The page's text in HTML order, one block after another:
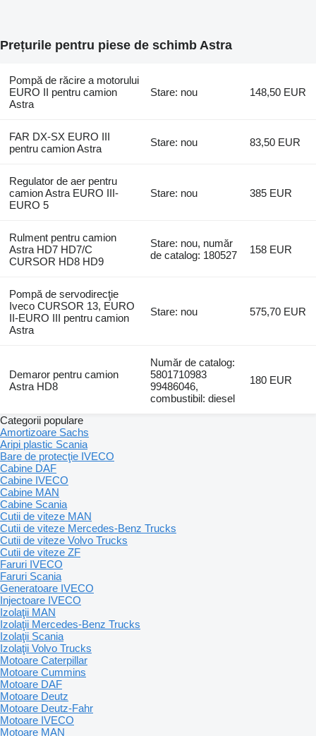
Prețurile pentru piese de schimb Astra
Pompă de răcire a motorului
EURO II pentru camion
Astra
Stare: nou 148,50 EUR
FAR DX-SX EURO III
pentru camion Astra
Stare: nou 83,50 EUR
Regulator de aer pentru
camion Astra EURO III-
EURO 5
Stare: nou 385 EUR
Rulment pentru camion
Astra HD7 HD7/C
CURSOR HD8 HD9
Stare: nou, număr
de catalog: 180527
158 EUR
Pompă de servodirecţie
Iveco CURSOR 13, EURO
II-EURO III pentru camion
Astra
Stare: nou 575,70 EUR
Demaror pentru camion
Astra HD8
Număr de catalog:
5801710983
99486046,
combustibil: diesel
180 EUR
Categorii populare
Amortizoare Sachs
Aripi plastic Scania
Bare de protecţie IVECO
Cabine DAF
Cabine IVECO
Cabine MAN
Cabine Scania
Cutii de viteze MAN
Cutii de viteze Mercedes-Benz Trucks
Cutii de viteze Volvo Trucks
Cutii de viteze ZF
Faruri IVECO
Faruri Scania
Generatoare IVECO
Injectoare IVECO
Izolaţii MAN
Izolaţii Mercedes-Benz Trucks
Izolaţii Scania
Izolaţii Volvo Trucks
Motoare Caterpillar
Motoare Cummins
Motoare DAF
Motoare Deutz
Motoare Deutz-Fahr
Motoare IVECO
Motoare MAN